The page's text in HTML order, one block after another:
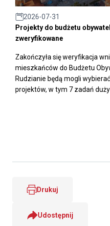
2026-07-31
Projekty do budżetu
zweryfikowane
Zakończyła się weryfikacja
mieszkańców do Budżetu
Rudzianie będą mogli
projektów, w tym 7 zadań
Drukuj
Udostępnij